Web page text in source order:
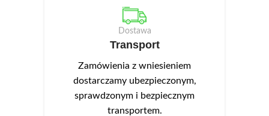
Dostawa
Transport
Zamówienia z wniesieniem
dostarczamy ubezpieczonym,
sprawdzonym i bezpiecznym
transportem.